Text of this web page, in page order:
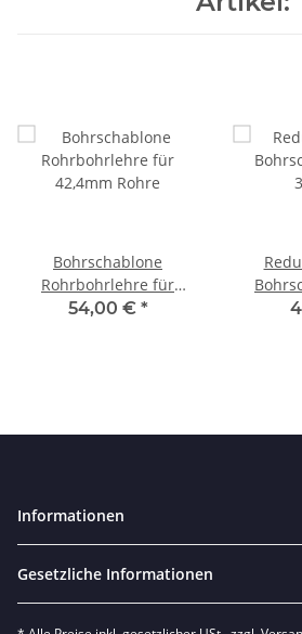
Bohrschablone
Rohrbohrlehre für
42,4mm Rohre
54,00 € *
Informationen
Gesetzliche Informationen